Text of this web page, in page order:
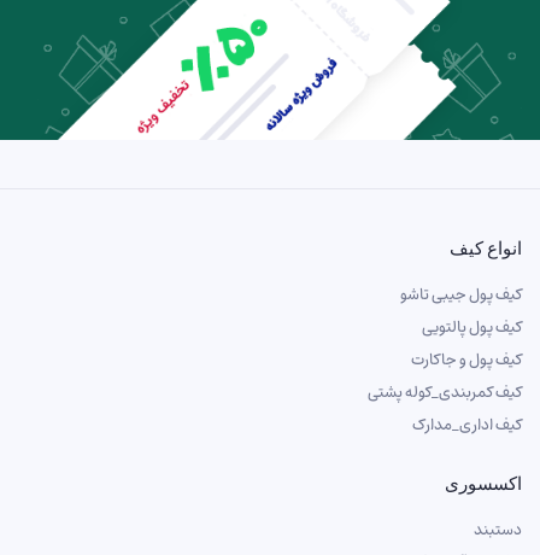
انواع کیف
کیف پول جیبی تاشو
کیف پول پالتویی
کیف پول و جاکارت
کیف کمربندی_کوله پشتی
کیف اداری_مدارک
اکسسوری
دستبند